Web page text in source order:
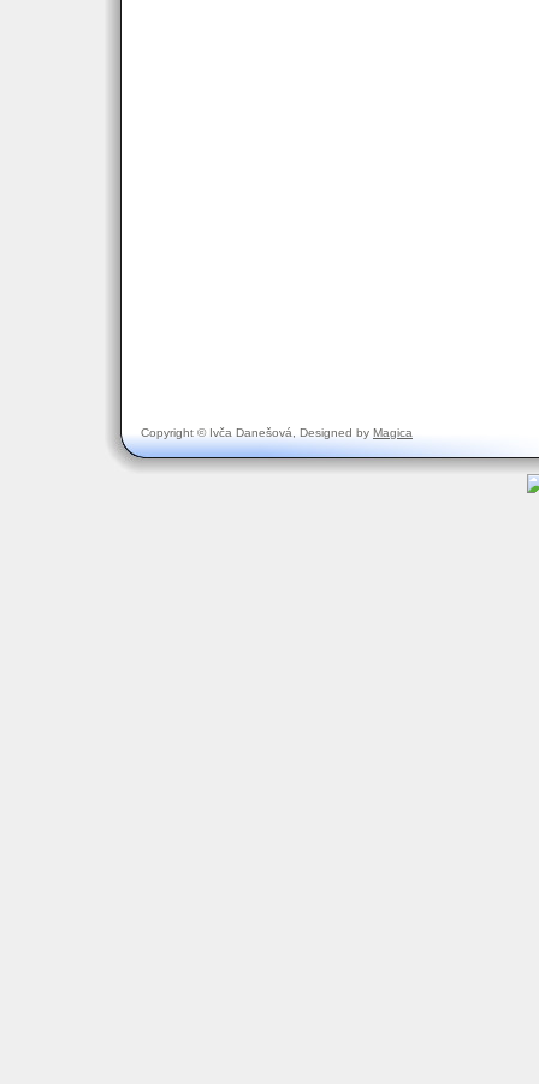
Copyright © Ivča Danešová, Designed by Magica